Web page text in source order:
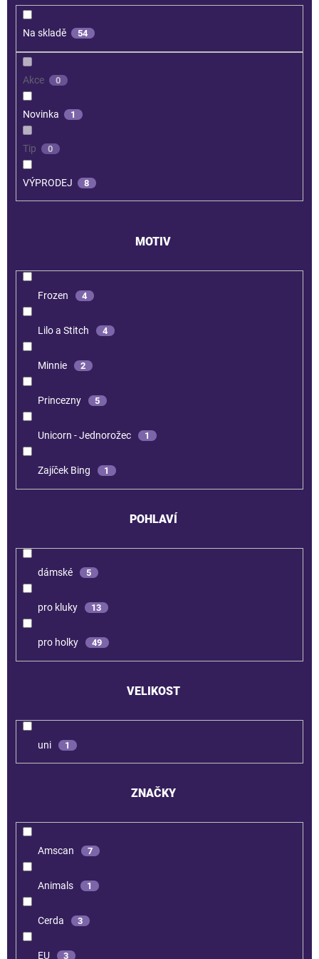
Na skladě 54
Akce 0
Novinka 1
Tip 0
VÝPRODEJ 8
ZNAČKY
Amscan 7
Animals 1
Cerda 3
EU 3
MOTIV
Frozen 4
Lilo a Stitch 4
Minnie 2
Princezny 5
Unicorn - Jednorožec 1
Zajíček Bing 1
POHLAVÍ
dámské 5
pro kluky 13
pro holky 49
VELIKOST
uni 1